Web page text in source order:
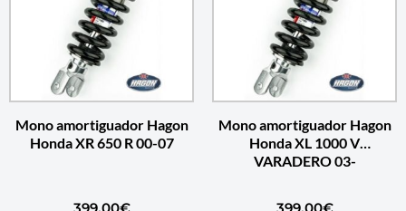
Mono amortiguador Hagon
Honda XR 650 R 00-07
Mono amortiguador Hagon
Honda XL 1000 V
VARADERO 03-